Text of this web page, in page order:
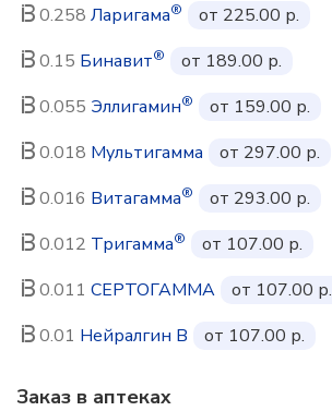
0.258 Ларигама®
от 225.00 р.
0.15 Бинавит®
от 189.00 р.
0.055 Эллигамин®
от 159.00 р.
0.018 Мультигамма
от 297.00 р.
0.016 Витагамма®
от 293.00 р.
0.012 Тригамма®
от 107.00 р.
0.011 СЕРТОГАММА
от 107.00 р.
0.01 Нейралгин В от 107.00 р.
Заказ в аптеках